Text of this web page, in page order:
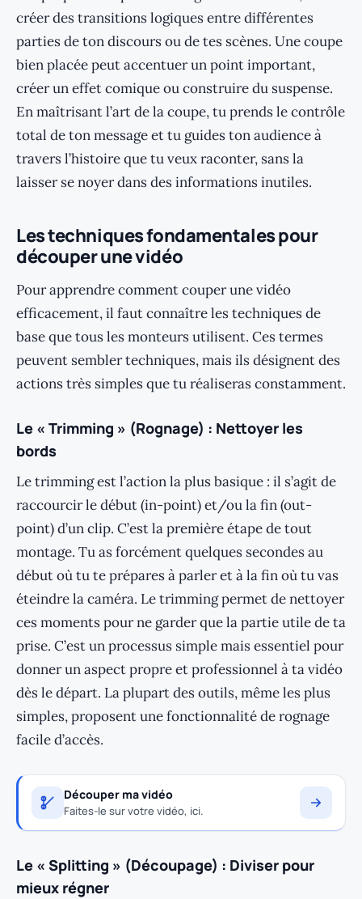
créer des transitions logiques entre différentes
parties de ton discours ou de tes scènes. Une coupe
bien placée peut accentuer un point important,
créer un effet comique ou construire du suspense.
En maîtrisant l’art de la coupe, tu prends le contrôle
total de ton message et tu guides ton audience à
travers l’histoire que tu veux raconter, sans la
laisser se noyer dans des informations inutiles.
Les techniques fondamentales pour
découper une vidéo
Pour apprendre comment couper une vidéo
efficacement, il faut connaître les techniques de
base que tous les monteurs utilisent. Ces termes
peuvent sembler techniques, mais ils désignent des
actions très simples que tu réaliseras constamment.
Le « Trimming » (Rognage) : Nettoyer les
bords
Le trimming est l’action la plus basique : il s’agit de
raccourcir le début (in-point) et/ou la fin (out-
point) d’un clip. C’est la première étape de tout
montage. Tu as forcément quelques secondes au
début où tu te prépares à parler et à la fin où tu vas
éteindre la caméra. Le trimming permet de nettoyer
ces moments pour ne garder que la partie utile de ta
prise. C’est un processus simple mais essentiel pour
donner un aspect propre et professionnel à ta vidéo
dès le départ. La plupart des outils, même les plus
simples, proposent une fonctionnalité de rognage
facile d’accès.
Découper ma vidéo
Faites-le sur votre vidéo, ici.
Le « Splitting » (Découpage) : Diviser pour
mieux régner